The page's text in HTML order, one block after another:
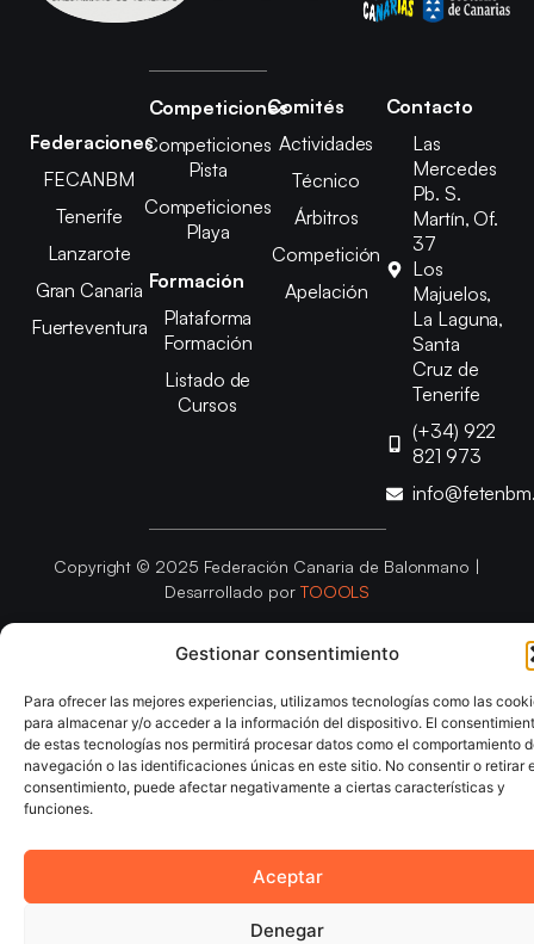
Gestionar consentimiento
Para ofrecer las mejores experiencias, utilizamos tecnologías como las
para almacenar y/o acceder a la información del dispositivo. El
de estas tecnologías nos permitirá procesar datos como el comportamiento
navegación o las identificaciones únicas en este sitio. No consentir o retirar
consentimiento, puede afectar negativamente a ciertas características y
funciones.
Aceptar
Denegar
Federaciones
FECANBM
Tenerife
Lanzarote
Gran Canaria
Fuerteventura
Competiciones
Competiciones
Pista
Competiciones
Playa
Formación
Plataforma
Formación
Listado de
Cursos
Comités
Actividades
Técnico
Árbitros
Competición
Apelación
Contacto
Las
Mercedes
Pb. S.
Martín, Of.
37
Los
Majuelos,
La Laguna,
Santa
Cruz de
Tenerife
(+34) 922
821 973
Copyright © 2025 Federación Canaria de Balonmano |
Desarrollado por TOOOLS
Política de CookiesPolítica de Privacidad